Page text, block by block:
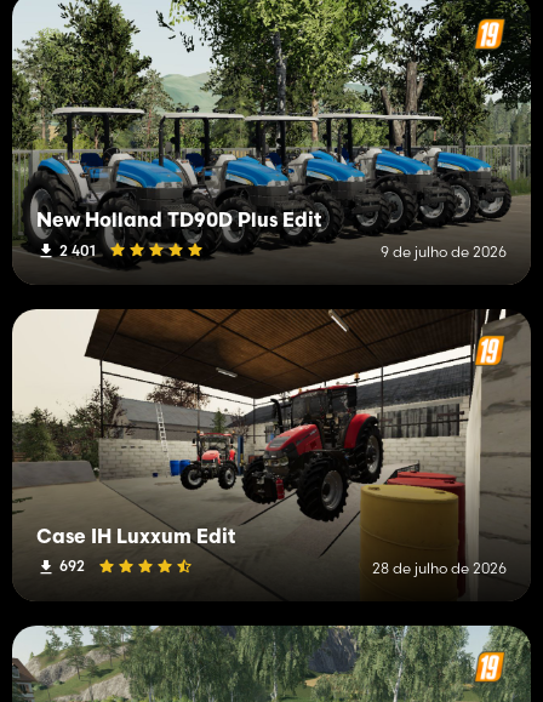
New Holland TD90D Plus Edit
2 401 9 de julho de 2026
Case IH Luxxum Edit
692 28 de julho de 2026